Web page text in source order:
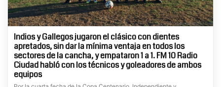
Indios y Gallegos jugaron el clásico con dientes
apretados, sin dar la mínima ventaja en todos los
sectores de la cancha, y empataron 1 a 1. FM 10 Radio
Ciudad habló con los técnicos y goleadores de ambos
equipos